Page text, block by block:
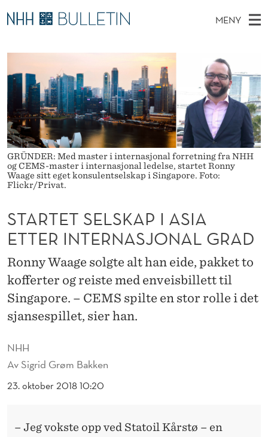
S
T
A
R
T
E
T
S
E
L
S
K
A
P
A
S
MENY
O
V
E
D
M
E
N
Y
Ø
N
T
T
S
T
E
D
E
T
Stipendiater og nye forskerprofiler
Disputaser
Ekspertutvalg
Om Bulletin
GRÜNDER: Med master i internasjonal forretning fra NHH
og CEMS-master i internasjonal ledelse, startet Ronny
Waage sitt eget konsulentselskap i Singapore. Foto:
Flickr/Privat.
NHH
AvSigrid Grøm Bakken
23. oktober 2018 10:20
STARTET SELSKAP I ASIA
ETTER INTERNASJONAL GRAD
Ronny Waage solgte alt han eide, pakket to
kofferter og reiste med enveisbillett til
Singapore. – CEMS spilte en stor rolle i det
sjansespillet, sier han.
– Jeg vokste opp ved Statoil Kårstø – en